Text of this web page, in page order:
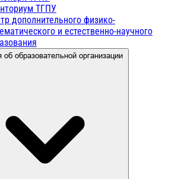
ТГПУ
дополнительного физико-
и естественно-научного
об образовательной организации